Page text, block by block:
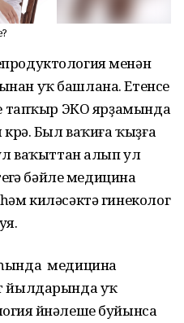
менән
уҡ башлана. Етенсе
тапҡыр ЭКО ярҙамында
Был ваҡиға ҡыҙға
ваҡыттан алып ул
бәйле медицина
киләсәктә гинеколог
медицина
йылдарында уҡ
йүнәлеше буйынса